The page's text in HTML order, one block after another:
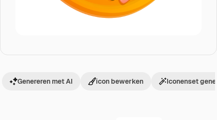
Genereren met AI icon bewerken Iconenset